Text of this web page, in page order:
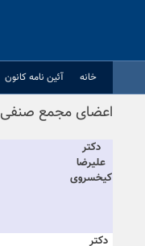
خانه آئین نامه کانون
اعضای مجمع صنفی
دکتر
علیرضا
کیخسروی
دکتر